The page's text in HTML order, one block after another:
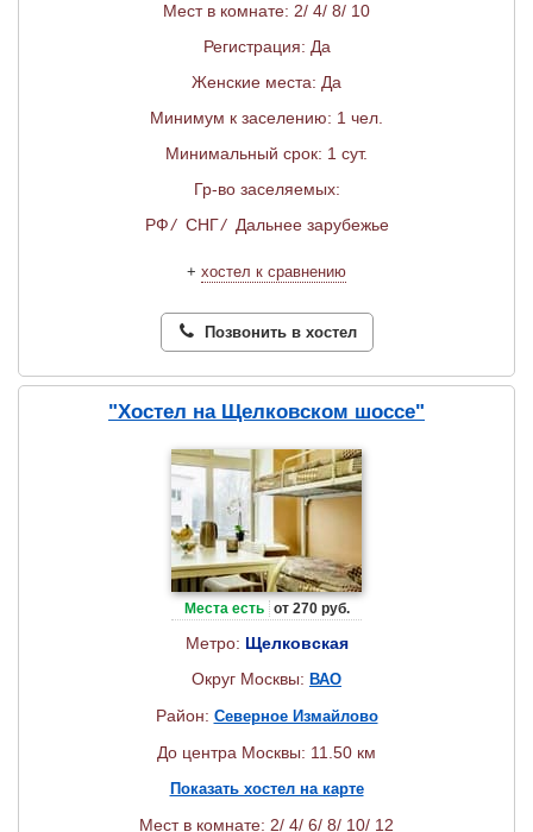
Мест в комнате: 2/ 4/ 8/ 10
Регистрация: Да
Женские места: Да
Минимум к заселению: 1 чел.
Минимальный срок: 1 сут.
Гр-во заселяемых:
РФ/ СНГ/ Дальнее зарубежье
+ хостел к сравнению
Позвонить в хостел
"Хостел на Щелковском шоссе"
Места есть от 270 руб.
Метро: Щелковская
Округ Москвы: ВАО
Район: Северное Измайлово
До центра Москвы: 11.50 км
Показать хостел на карте
Мест в комнате: 2/ 4/ 6/ 8/ 10/ 12